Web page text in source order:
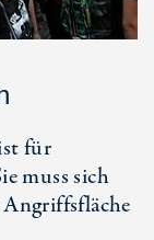
für
muss sich